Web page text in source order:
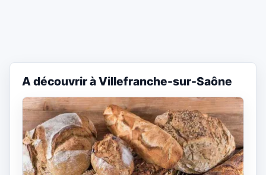
A découvrir à Villefranche-sur-Saône